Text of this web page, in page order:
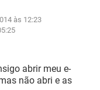
às 12:23
abrir meu e-
não abri e as